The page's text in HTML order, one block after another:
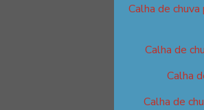
Calha de
Calha de
Calha
Calha de